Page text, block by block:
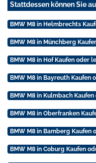
Stattdessen können Sie
BMW M8 in Helmbrechts
BMW M8 in Münchberg
BMW M8 in Hof Kaufen oder
BMW M8 in Bayreuth Kaufen
BMW M8 in Kulmbach
BMW M8 in Oberfranken
BMW M8 in Bamberg Kaufen
BMW M8 in Coburg Kaufen